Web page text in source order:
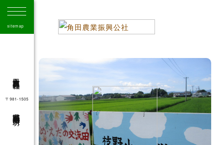
sitemap
角田市農業振興公社
〒981-1505
41